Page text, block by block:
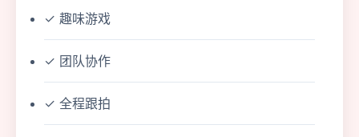
✓ 趣味游戏
✓ 团队协作
✓ 全程跟拍